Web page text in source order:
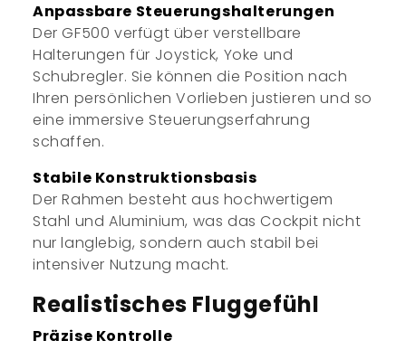
Anpassbare Steuerungshalterungen
Der GF500 verfügt über verstellbare
Halterungen für Joystick, Yoke und
Schubregler. Sie können die Position nach
Ihren persönlichen Vorlieben justieren und so
eine immersive Steuerungserfahrung
schaffen.
Stabile Konstruktionsbasis
Der Rahmen besteht aus hochwertigem
Stahl und Aluminium, was das Cockpit nicht
nur langlebig, sondern auch stabil bei
intensiver Nutzung macht.
Realistisches Fluggefühl
Präzise Kontrolle